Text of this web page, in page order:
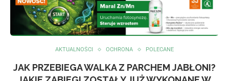
AKTUALNOŚCI OCHRONA POLECANE
JAK PRZEBIEGA WALKA Z PARCHEM JABŁONI?